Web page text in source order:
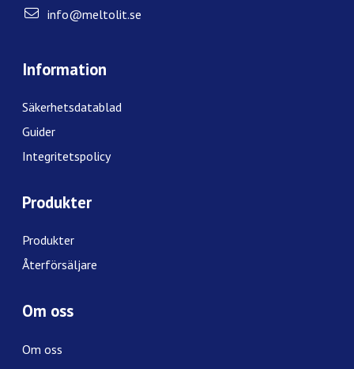
info@meltolit.se
Information
Säkerhetsdatablad
Guider
Integritetspolicy
Produkter
Produkter
Återförsäljare
Om oss
Om oss